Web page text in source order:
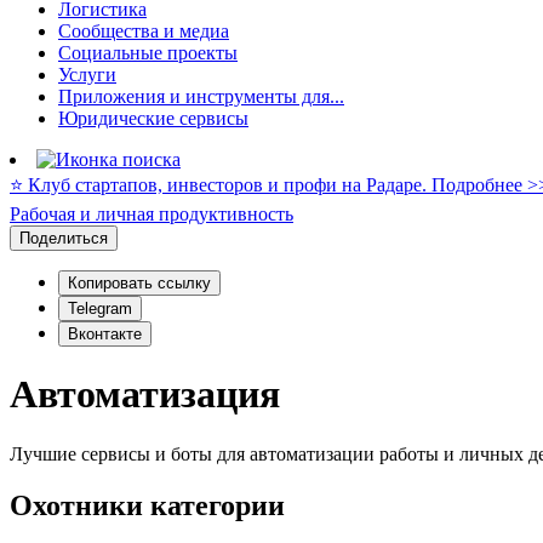
Логистика
Сообщества и медиа
Социальные проекты
Услуги
Приложения и инструменты для...
Юридические сервисы
⭐️ Клуб стартапов, инвесторов и профи на Радаре. Подробнее
Рабочая и личная продуктивность
Поделиться
Копировать ссылку
Telegram
Вконтакте
Автоматизация
Лучшие сервисы и боты для автоматизации работы и личных
Охотники категории